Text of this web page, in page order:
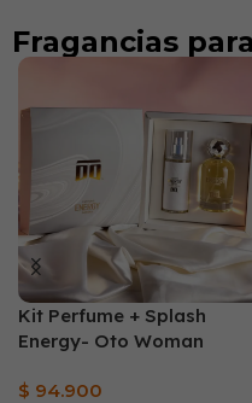
Fragancias
Kit Perfume + Splash
Energy- Oto Woman
$ 94.900